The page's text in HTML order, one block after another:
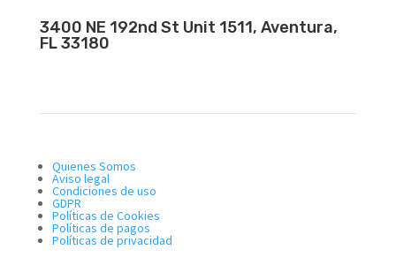
3400 NE 192nd St Unit 1511, Aventura,
FL 33180
Quienes Somos
Aviso legal
Condiciones de uso
GDPR
Políticas de Cookies
Políticas de pagos
Políticas de privacidad